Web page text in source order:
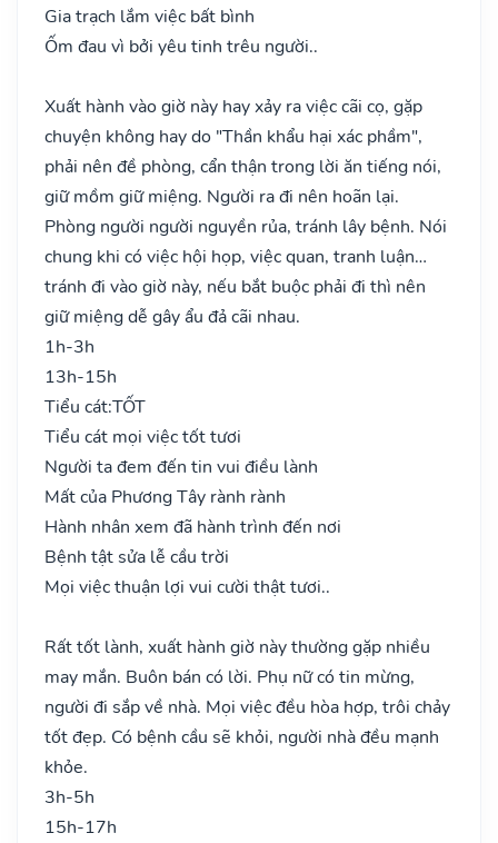
Gia trạch lắm việc bất bình
Ốm đau vì bởi yêu tinh trêu người..
Xuất hành vào giờ này hay xảy ra việc cãi cọ, gặp
chuyện không hay do "Thần khẩu hại xác phầm",
phải nên đề phòng, cẩn thận trong lời ăn tiếng nói,
giữ mồm giữ miệng. Người ra đi nên hoãn lại.
Phòng người người nguyền rủa, tránh lây bệnh. Nói
chung khi có việc hội họp, việc quan, tranh luận…
tránh đi vào giờ này, nếu bắt buộc phải đi thì nên
giữ miệng dễ gây ẩu đả cãi nhau.
1h-3h
13h-15h
Tiểu cát:TỐT
Tiểu cát mọi việc tốt tươi
Người ta đem đến tin vui điều lành
Mất của Phương Tây rành rành
Hành nhân xem đã hành trình đến nơi
Bệnh tật sửa lễ cầu trời
Mọi việc thuận lợi vui cười thật tươi..
Rất tốt lành, xuất hành giờ này thường gặp nhiều
may mắn. Buôn bán có lời. Phụ nữ có tin mừng,
người đi sắp về nhà. Mọi việc đều hòa hợp, trôi chảy
tốt đẹp. Có bệnh cầu sẽ khỏi, người nhà đều mạnh
khỏe.
3h-5h
15h-17h